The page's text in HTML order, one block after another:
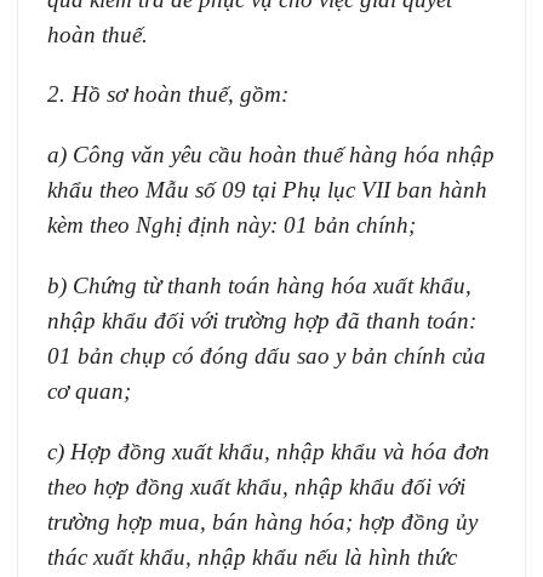
hoàn thuế.
2. Hồ sơ hoàn thuế, gồm:
a) Công văn yêu cầu hoàn thuế hàng hóa nhập
khẩu theo Mẫu số 09 tại Phụ lục VII ban hành
kèm theo Nghị định này: 01 bản chính;
b) Chứng từ thanh toán hàng hóa xuất khẩu,
nhập khẩu đối với trường hợp đã thanh toán:
01 bản chụp có đóng dấu sao y bản chính của
cơ quan;
c) Hợp đồng xuất khẩu, nhập khẩu và hóa đơn
theo hợp đồng xuất khẩu, nhập khẩu đối với
trường hợp mua, bán hàng hóa; hợp đồng ủy
thác xuất khẩu, nhập khẩu nếu là hình thức